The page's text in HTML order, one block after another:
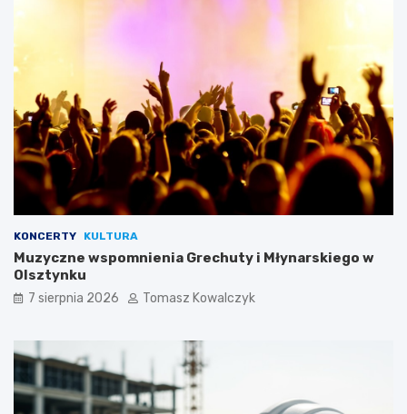
KONCERTY KULTURA
Muzyczne wspomnienia Grechuty i Młynarskiego w
Olsztynku
7 sierpnia 2026 Tomasz Kowalczyk